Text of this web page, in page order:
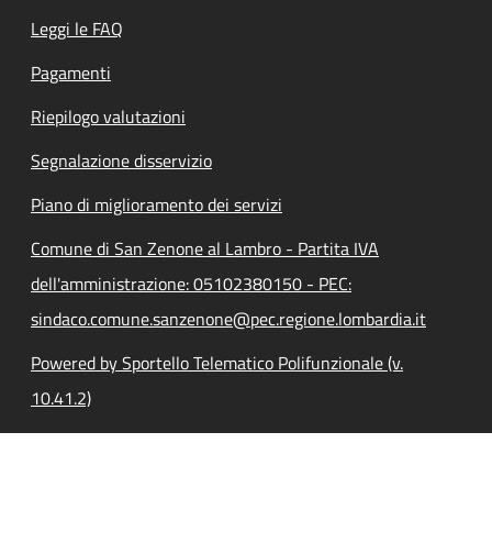
Leggi le FAQ
Pagamenti
Riepilogo valutazioni
Segnalazione disservizio
Piano di miglioramento dei servizi
Comune di San Zenone al Lambro - Partita IVA
dell'amministrazione: 05102380150 - PEC:
sindaco.comune.sanzenone@pec.regione.lombardia.it
Powered by Sportello Telematico Polifunzionale (v.
10.41.2)